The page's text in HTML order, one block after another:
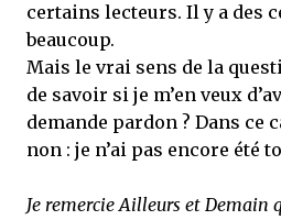
certains lecteurs. Il y a des
beaucoup.
Mais le vrai sens de la
de savoir si je m’en veux
demande pardon ? Dans ce
non : je n’ai pas encore été
Je remercie Ailleurs et Demain